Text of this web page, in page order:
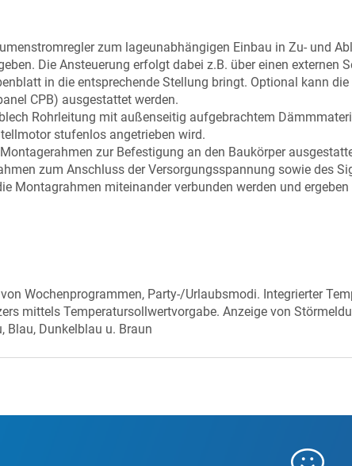
zum lageunabhängigen Einbau in Zu- und
Die Ansteuerung erfolgt dabei z.B. über einen externen
in die entsprechende Stellung bringt. Optional kann die
CPB) ausgestattet werden.
Rohrleitung mit außenseitig aufgebrachtem
stufenlos angetrieben wird.
zur Befestigung an den Baukörper
zum Anschluss der Versorgungsspannung sowie des
Montagrahmen miteinander verbunden werden und
Wochenprogrammen, Party-/Urlaubsmodi. Integrierter
mittels Temperatursollwertvorgabe. Anzeige von
Blau, Dunkelblau u. Braun